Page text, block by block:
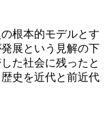
根本的モデルとす
展という見解の下
た社会に残ったと
史を近代と前近代